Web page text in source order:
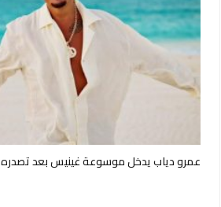
عمرو دياب يدخل موسوعة غينيس بعد تصدره